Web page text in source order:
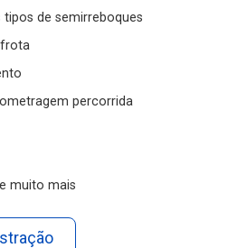
de semirreboques
percorrida
muito mais